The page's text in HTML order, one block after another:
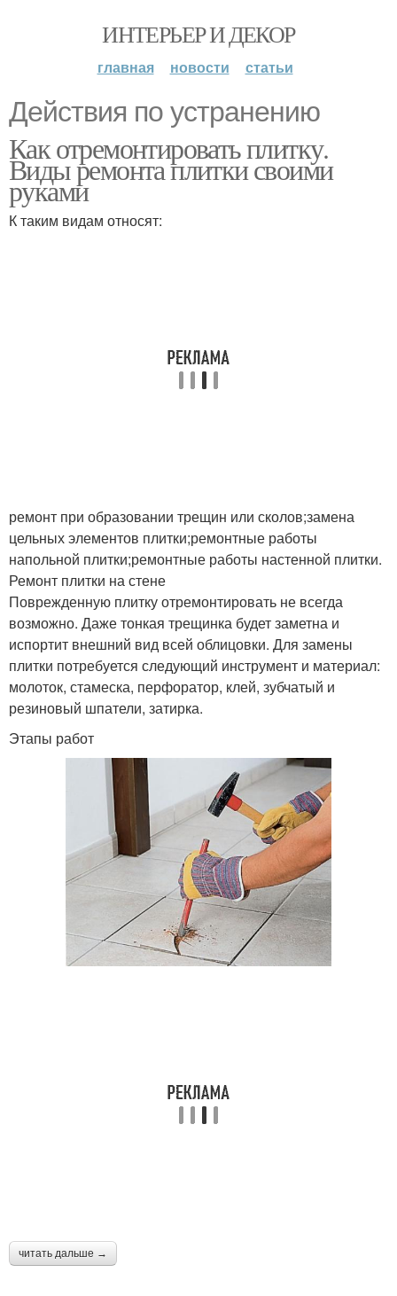
ИНТЕРЬЕР И ДЕКОР
главная новости статьи
Действия по устранению
Как отремонтировать плитку.
Виды ремонта плитки своими
руками
К таким видам относят:
ремонт при образовании трещин или сколов;замена
цельных элементов плитки;ремонтные работы
напольной плитки;ремонтные работы настенной плитки.
Ремонт плитки на стене
Поврежденную плитку отремонтировать не всегда
возможно. Даже тонкая трещинка будет заметна и
испортит внешний вид всей облицовки. Для замены
плитки потребуется следующий инструмент и материал:
молоток, стамеска, перфоратор, клей, зубчатый и
резиновый шпатели, затирка.
Этапы работ
читать дальше →